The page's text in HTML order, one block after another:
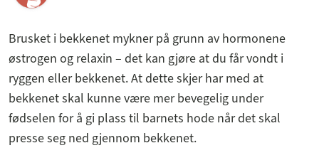
Brusket i bekkenet mykner på grunn av hormonene
østrogen og relaxin – det kan gjøre at du får vondt i
ryggen eller bekkenet. At dette skjer har med at
bekkenet skal kunne være mer bevegelig under
fødselen for å gi plass til barnets hode når det skal
presse seg ned gjennom bekkenet.